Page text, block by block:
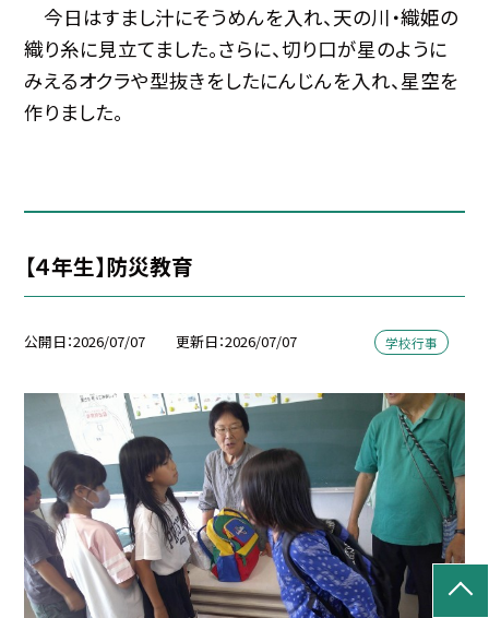
今日はすまし汁にそうめんを入れ、天の川・織姫の
織り糸に見立てました。さらに、切り口が星のように
みえるオクラや型抜きをしたにんじんを入れ、星空を
作りました。
【４年生】防災教育
公開日 2026/07/07 更新日 2026/07/07 学校行事